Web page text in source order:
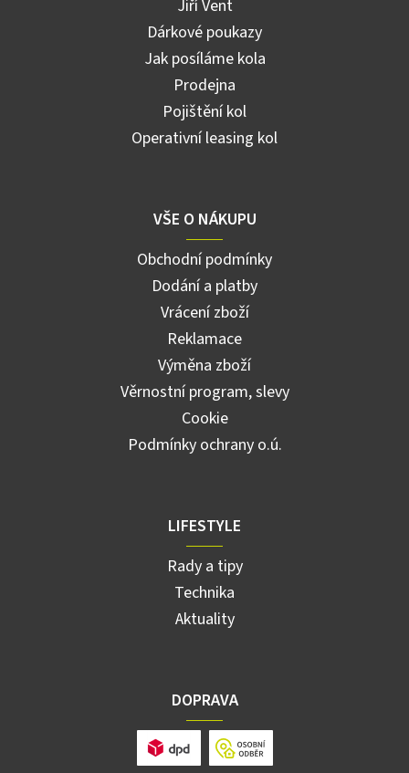
Jiří Vent
Dárkové poukazy
Jak posíláme kola
Prodejna
Pojištění kol
Operativní leasing kol
VŠE O NÁKUPU
Obchodní podmínky
Dodání a platby
Vrácení zboží
Reklamace
Výměna zboží
Věrnostní program, slevy
Cookie
Podmínky ochrany o.ú.
LIFESTYLE
Rady a tipy
Technika
Aktuality
DOPRAVA